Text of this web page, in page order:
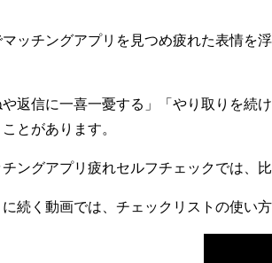
や返信に一喜一憂する」「やり取りを
とがあります。
チングアプリ疲れセルフチェックでは、
に続く動画では、チェックリストの使い